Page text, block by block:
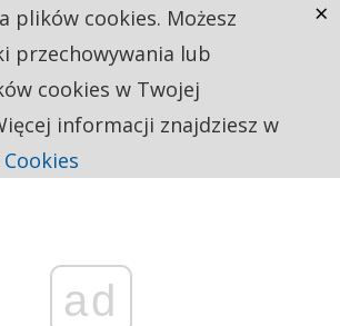
ad
plików cookies. Możesz
przechowywania lub
cookies w Twojej
informacji znajdziesz w
×